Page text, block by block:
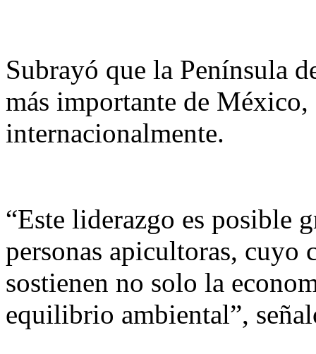
Subrayó que la Península
más importante de
internacionalmente.
“Este liderazgo es posible
personas apicultoras,
sostienen no solo la
equilibrio ambiental”,